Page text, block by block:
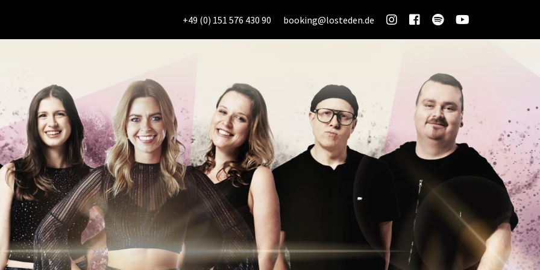
+49 (0) 151 576 430 90 booking@losteden.de